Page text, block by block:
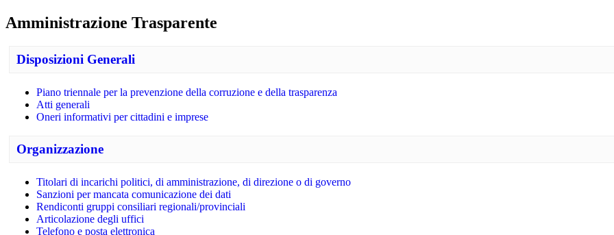
Amministrazione Trasparente
Disposizioni Generali
Piano triennale per la prevenzione della corruzione e della trasparenza
Atti generali
Oneri informativi per cittadini e imprese
Organizzazione
Titolari di incarichi politici, di amministrazione, di direzione o di governo
Sanzioni per mancata comunicazione dei dati
Rendiconti gruppi consiliari regionali/provinciali
Articolazione degli uffici
Telefono e posta elettronica